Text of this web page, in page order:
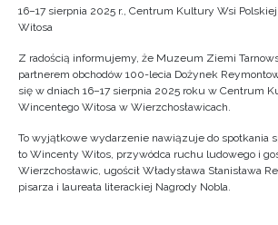
16–17 sierpnia 2025 r., Centrum Kultury Wsi
Witosa
Z radością informujemy, że Muzeum Ziemi
partnerem obchodów 100-lecia Dożynek
się w dniach 16–17 sierpnia 2025 roku w Centrum
Wincentego Witosa w Wierzchosławicach.
To wyjątkowe wydarzenie nawiązuje do spotkania
to Wincenty Witos, przywódca ruchu ludowego i
Wierzchosławic, ugościł Władysława Stanisława
pisarza i laureata literackiej Nagrody Nobla.